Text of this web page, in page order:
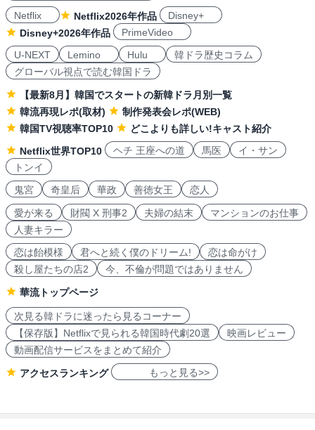
Netflix
Netflix2026年作品
Disney+
Disney+2026年作品
PrimeVideo
U-NEXT
Lemino Hulu
韓ドラ歴史コラム
グローバル視点で読む韓国ドラ
【最新8月】韓国でスタートの新韓ドラ月別一覧
韓流再現レポ(取材)
制作発表会レポ(WEB)
韓国TV視聴率TOP10
どこよりも詳しい!キャスト紹介
Netflix世界TOP10
ヘチ 王座への道 馬医
イ・サン
トンイ
鬼宮
奇皇后 華政 善徳女王 恋人
愛が来る 財閥 X 刑事2 夫婦の結末
マンションのお仕事
人妻キラー
恋は飴模様
君へと続く僕のドリーム!
恋は命がけ
殺し屋たちの店2
今、不倫が問題ではありません
華流トップページ
次見る韓ドラに迷ったら見るコーナー
【保存版】Netflixで見られる韓国時代劇20選
映画レビュー
動画配信サービスをまとめて紹介
アクセスランキング もっと見る>>